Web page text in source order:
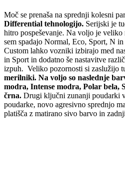
Moč se prenaša na sprednji kolesni
Differential tehnologijo. Serijski je
hitro pospeševanje. Na voljo je
sem spadajo Normal, Eco, Sport, N
Custom lahko vozniki izbirajo med
in Sport in dodatno še nastavitve
izpuh. Veliko pozornosti si zaslužijo
merilniki. Na voljo so naslednje
modra, Intense modra, Polar bela,
črna. Drugi ključni zunanji poudarki
poudarke, novo agresivno sprednjo
platišča z matirano sivo barvo in